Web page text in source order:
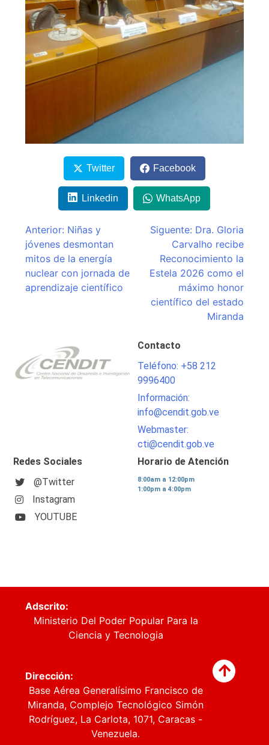
Twitter Facebook
Linkedin WhatsApp
Navegación
de
entradas
Anterior: Niñas y
jóvenes desmontan
mitos de la energía
nuclear con jornada de
aprendizaje científico
Siguente: Dra. Gloria
Carvalho recibe
Reconocimiento la
Estela 2026 como el
máximo honor
científico del estado
Miranda
Contacto
Teléfono: +58 212
9996400
Información:
info@cendit.gob.ve
Webmaster:
cti@cendit.gob.ve
Redes Sociales
@Twitter
Instagram
YOUTUBE
Horario de Atención
8:00am a 12:00pm
1:00pm a 4:00pm
Adscrito:
Ministerio Del Poder Popular Para la
Ciencia y Tecnologia
Dirección:
Base Aérea Generalísimo Francisco de
Miranda, Complejo Tecnológico Simón
Rodríguez, La Carlota, 1071, Caracas -
Venezuela.